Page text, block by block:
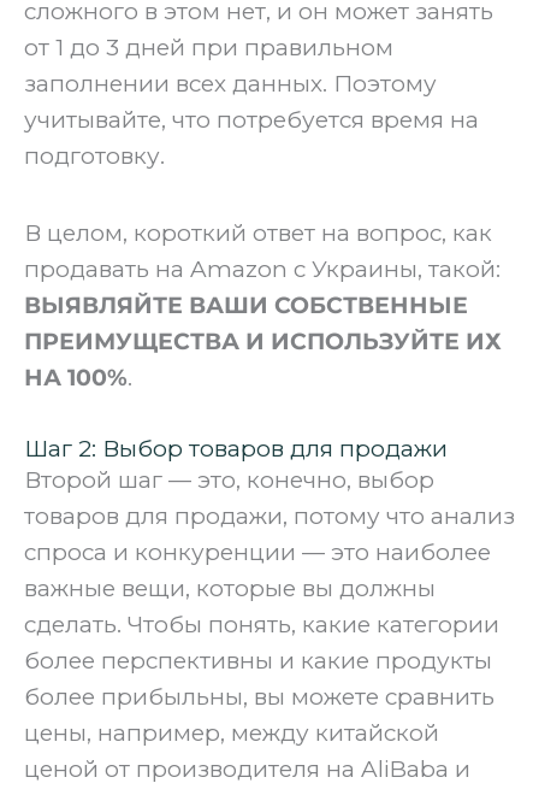
сложного в этом нет, и он может занять
от 1 до 3 дней при правильном
заполнении всех данных. Поэтому
учитывайте, что потребуется время на
подготовку.
‍В целом, короткий ответ на вопрос, как
продавать на Amazon с Украины, такой:
ВЫЯВЛЯЙТЕ ВАШИ СОБСТВЕННЫЕ
ПРЕИМУЩЕСТВА И ИСПОЛЬЗУЙТЕ ИХ
НА 100%.
Шаг 2: Выбор товаров для продажи
Второй шаг — это, конечно, выбор
товаров для продажи, потому что анализ
спроса и конкуренции — это наиболее
важные вещи, которые вы должны
сделать. Чтобы понять, какие категории
более перспективны и какие продукты
более прибыльны, вы можете сравнить
цены, например, между китайской
ценой от производителя на AliBaba и